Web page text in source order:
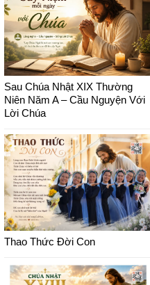
Sau Chúa Nhật XIX Thường
Niên Năm A – Cầu Nguyện Với
Lời Chúa
Thao Thức Đời Con